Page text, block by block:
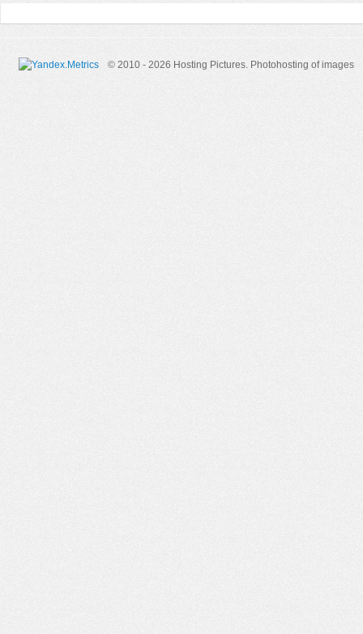
© 2010 - 2026 Hosting Pictures. Photohosting of images